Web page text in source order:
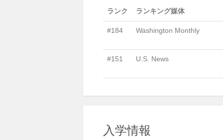
ランク ランキング媒体
#184 Washington Monthly
#151 U.S. News
入学情報